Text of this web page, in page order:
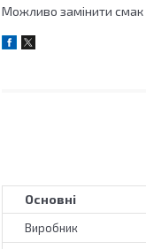
Можливо замінити
Основні
Виробник